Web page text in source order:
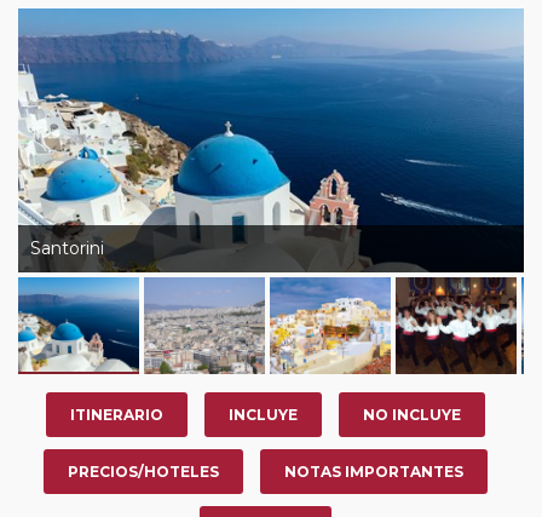
año, ofrece a los pasajeros que ya hayan viajado con
nosotros en los últimos 3 años y que pertenezcan a
nuestro Club de Pasajeros (cuya obtención se realiza
tras rellenar el cuestionario de satisfacción en "Mi viaje")
o los que estén en luna de miel contarán con un
descuento del 5%.
Santorini
ITINERARIO INCLUYE NO INCLUYE
PRECIOS/HOTELES NOTAS IMPORTANTES